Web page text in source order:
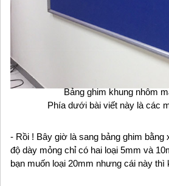
Bảng ghim khung nhôm
Phía dưới bài viết này là các
- Rồi ! Bây giờ là sang bảng ghim bằng
độ dày mỏng chỉ có hai loại 5mm và
bạn muốn loại 20mm nhưng cái này thì